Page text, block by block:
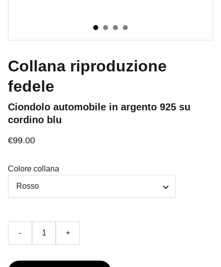
Collana riproduzione
fedele
Ciondolo automobile in argento 925 su
cordino blu
€99.00
Colore collana
- +